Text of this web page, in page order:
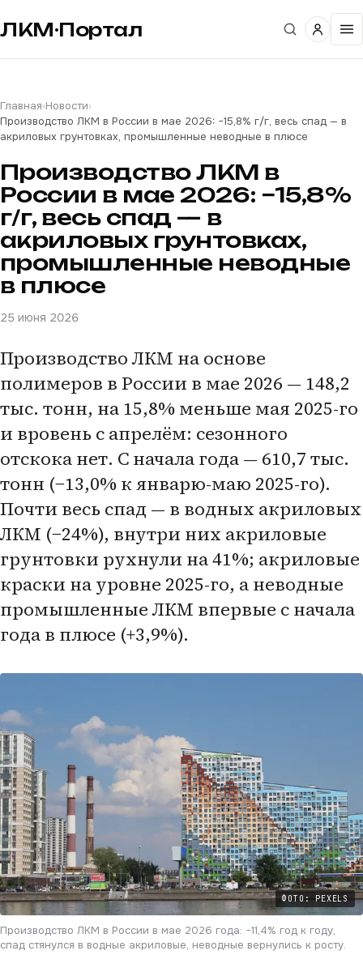
ЛКМ·Портал
Главная›Новости›
Производство ЛКМ в России в мае 2026: −15,8% г/г, весь спад — в
акриловых грунтовках, промышленные неводные в плюсе
Производство ЛКМ в
России в мае 2026: −15,8%
г/г, весь спад — в
акриловых грунтовках,
промышленные неводные
в плюсе
25 июня 2026
Производство ЛКМ на основе
полимеров в России в мае 2026 — 148,2
тыс. тонн, на 15,8% меньше мая 2025-го
и вровень с апрелём: сезонного
отскока нет. С начала года — 610,7 тыс.
тонн (−13,0% к январю-маю 2025-го).
Почти весь спад — в водных акриловых
ЛКМ (−24%), внутри них акриловые
грунтовки рухнули на 41%; акриловые
краски на уровне 2025-го, а неводные
промышленные ЛКМ впервые с начала
года в плюсе (+3,9%).
ФОТО: PEXELS
Производство ЛКМ в России в мае 2026 года: −11,4% год к году,
спад стянулся в водные акриловые, неводные вернулись к росту.